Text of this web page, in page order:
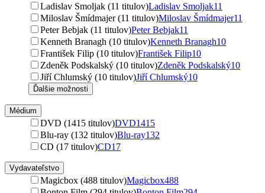
Ladislav Smoljak (11 titulov)Ladislav Smoljak11
Miloslav Šmídmajer (11 titulov)Miloslav Šmídmajer11
Peter Bebjak (11 titulov)Peter Bebjak11
Kenneth Branagh (10 titulov)Kenneth Branagh10
František Filip (10 titulov)František Filip10
Zdeněk Podskalský (10 titulov)Zdeněk Podskalský10
Jiří Chlumský (10 titulov)Jiří Chlumský10
Ďalšie možnosti
Médium
DVD (1415 titulov)DVD1415
Blu-ray (132 titulov)Blu-ray132
CD (17 titulov)CD17
Vydavateľstvo
Magicbox (488 titulov)Magicbox488